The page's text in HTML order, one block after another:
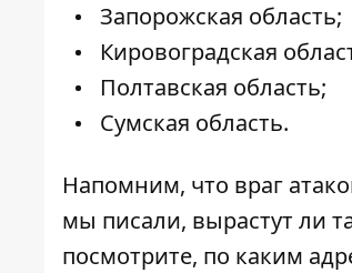
Запорожская область;
Кировоградская
Полтавская область;
Сумская область.
Напомним, что враг
мы писали, вырастут ли
посмотрите, по каким